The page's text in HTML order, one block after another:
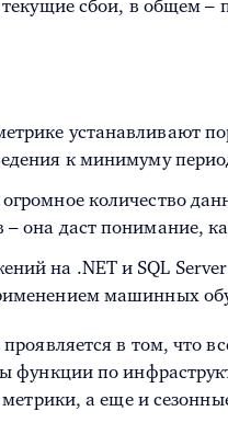
сбои, в общем –
устанавливают
к минимуму
огромное количество
– она даст понимание,
на .NET и SQL
машинных
в том, что
функции по
метрики, а еще и